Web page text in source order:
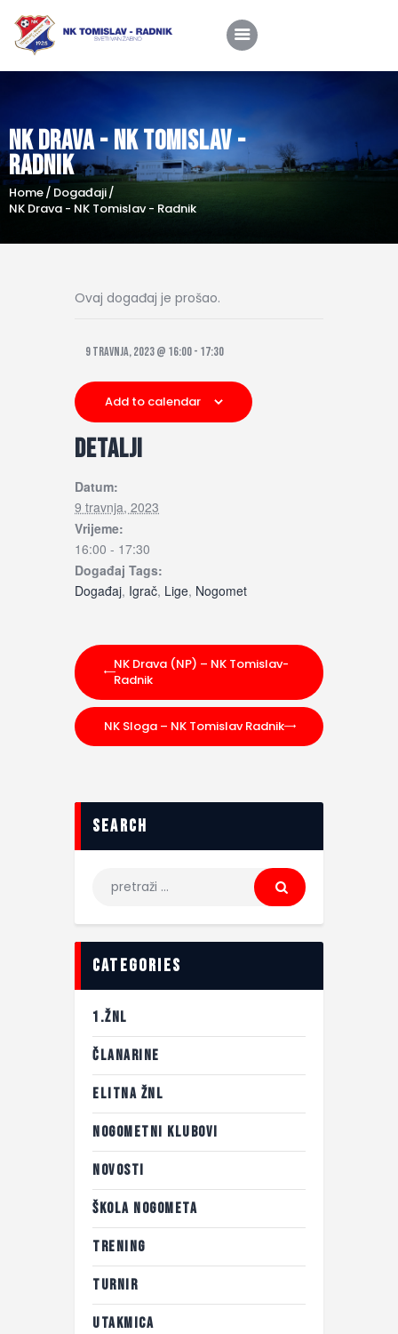
NK Drava - NK Tomislav -
Radnik
Home
Događaji
NK Drava - NK Tomislav - Radnik
Home
O nama
Utakmice
Škola nogometa
Shop
Kontakt
Ovaj događaj je prošao.
9 travnja, 2023 @ 16:00- 17:30
Add to calendar
DETALJI
Datum:
9 travnja, 2023
Vrijeme:
16:00 - 17:30
Događaj Tags:
Događaj, Igrač, Lige, Nogomet
NK Drava (NP) – NK Tomislav-
Radnik
NK Sloga – NK Tomislav Radnik
search
categories
1.ŽNL
ČLANARINE
ELITNA ŽNL
NOGOMETNI KLUBOVI
NOVOSTI
ŠKOLA NOGOMETA
TRENING
TURNIR
UTAKMICA